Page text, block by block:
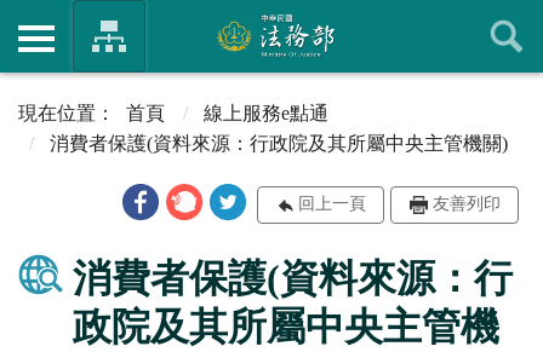
首頁
線上服務e點通
消費者保護(資料來源：行政院及其所屬中央主管機關)
回上一頁 友善列印
消費者保護(資料來源：行
政院及其所屬中央主管機